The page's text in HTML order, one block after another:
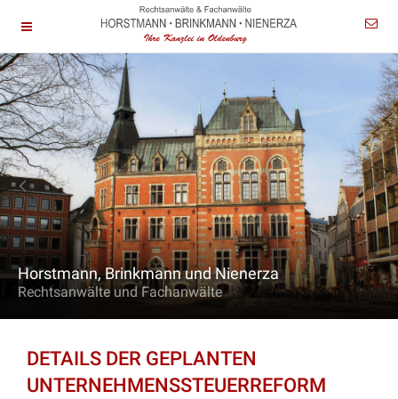
Horstmann, Brinkmann und Nienerza
Rechtsanwälte und Fachanwälte
DETAILS DER GEPLANTEN
UNTERNEHMENSSTEUERREFORM